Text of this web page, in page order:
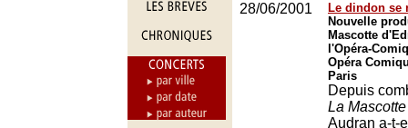
28/06/2001
Le dindon se
Nouvelle
Mascotte
l'Opéra-
Opéra
Paris
Depuis
La Mascotte
Audran a-t-